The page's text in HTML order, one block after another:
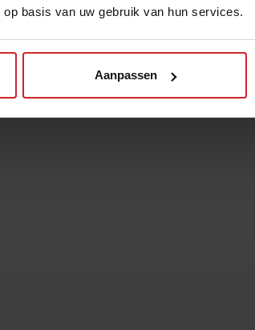
basis van uw gebruik van hun services.
Aanpassen
Foodsolutions organiserenThe